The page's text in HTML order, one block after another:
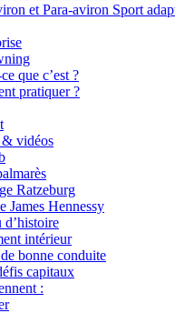
et Para-aviron Sport
que c’est ?
pratiquer ?
& vidéos
Ratzeburg
James Hennessy
d’histoire
intérieur
bonne conduite
capitaux
: